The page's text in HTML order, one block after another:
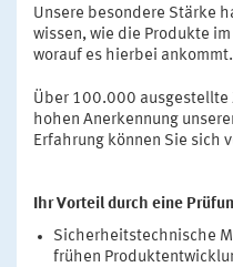
Unsere besondere Stärke
wissen, wie die Produkte
worauf es hierbei ankommt.
Über 100.000 ausgestellte
hohen Anerkennung
Erfahrung können Sie sich
Ihr Vorteil durch eine
Sicherheitstechnische
frühen